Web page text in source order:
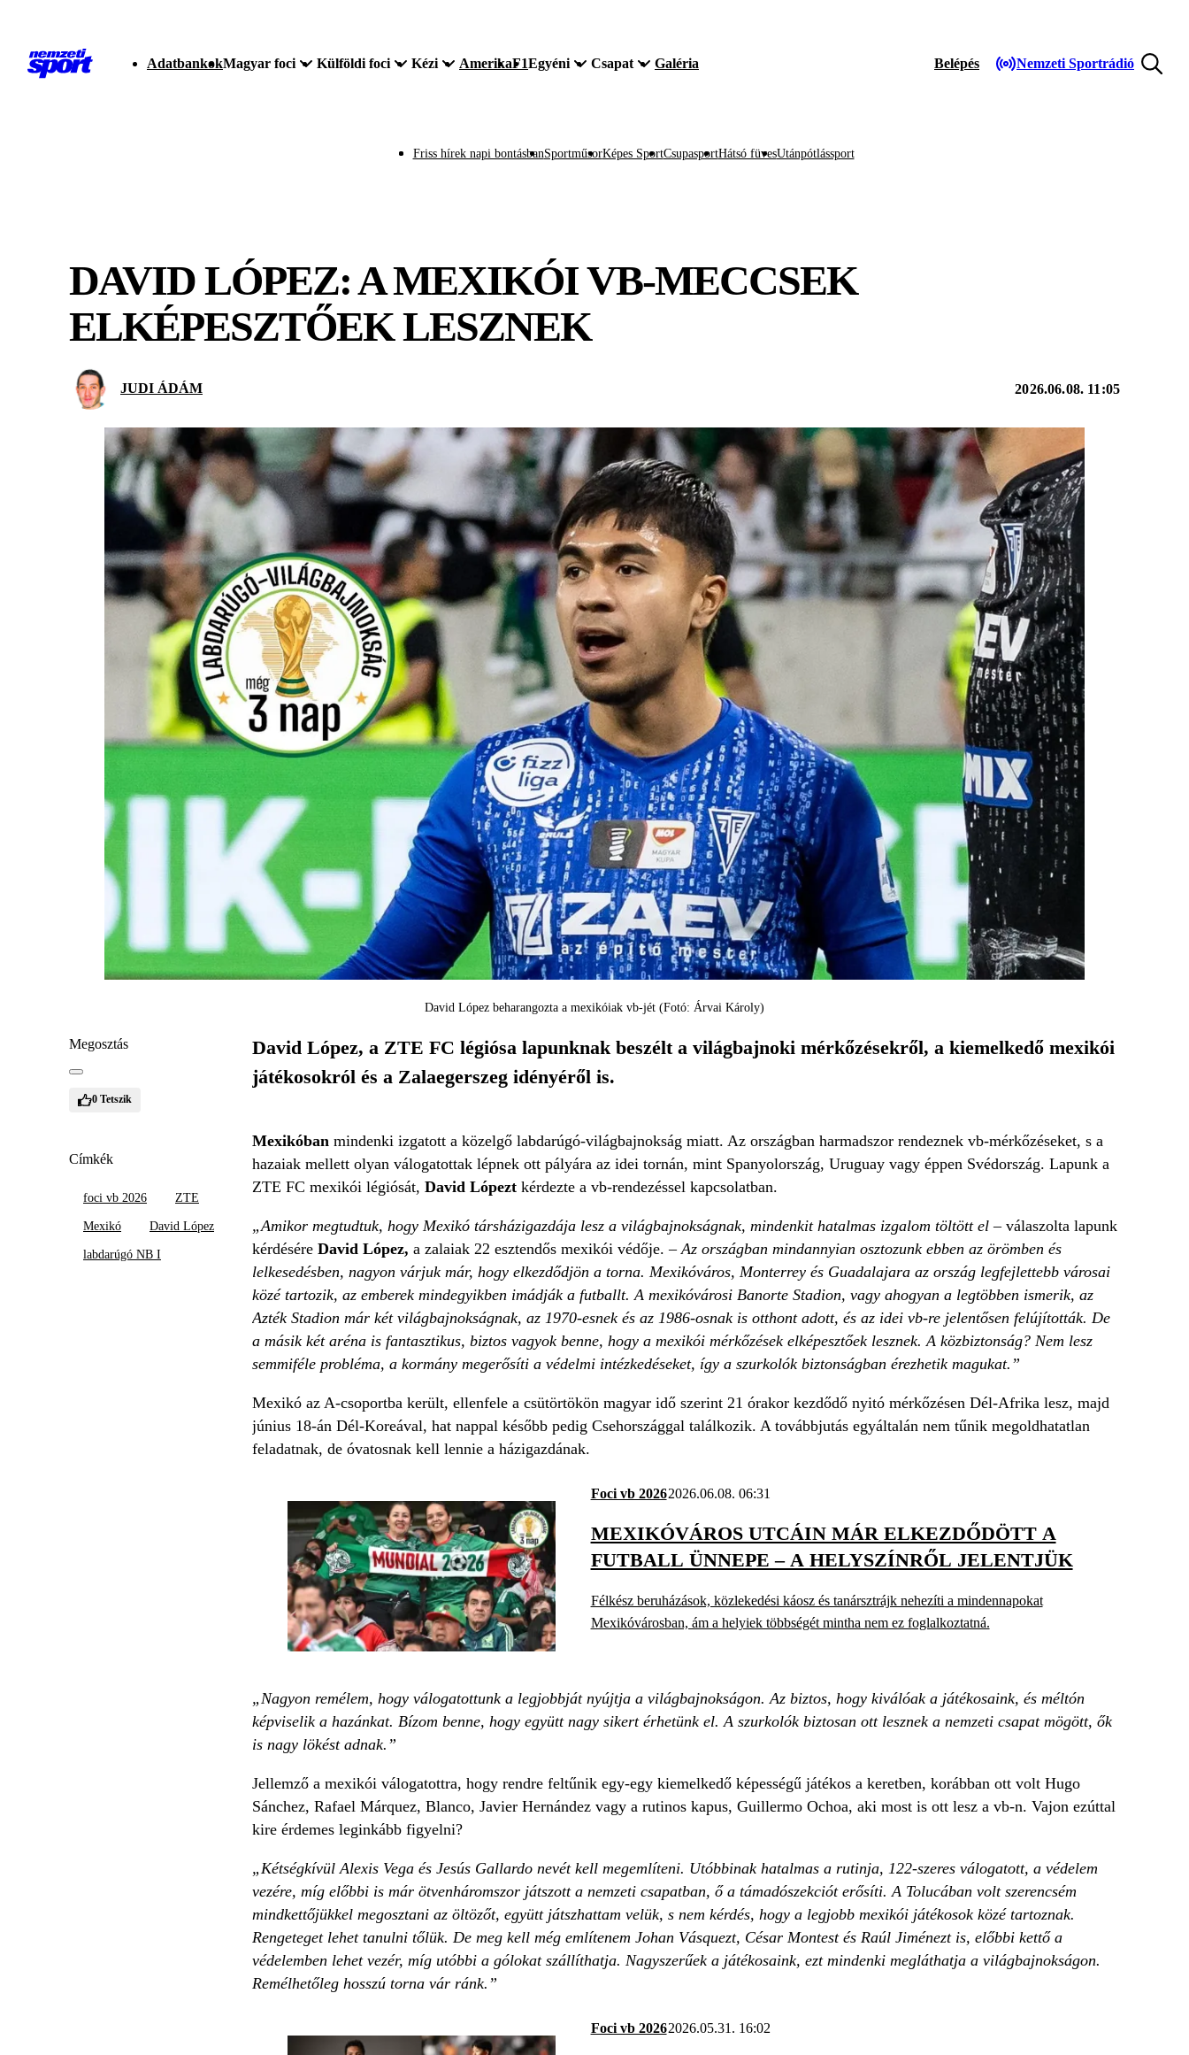
AdatbankokMagyar foci Külföldi foci Kézi AmerikaF1Egyéni Csapat Galéria Belépés Nemzeti Sportrádió
Friss hírek napi bontásbanSportműsorKépes SportCsupasportHátsó füvesUtánpótlássport
DAVID LÓPEZ: A MEXIKÓI VB-MECCSEK
ELKÉPESZTŐEK LESZNEK
JUDI ÁDÁM 2026.06.08. 11:05
David López beharangozta a mexikóiak vb-jét (Fotó: Árvai Károly)
Megosztás
0 Tetszik
Címkék
foci vb 2026 ZTE
Mexikó David López
labdarúgó NB I
David López, a ZTE FC légiósa lapunknak beszélt a világbajnoki mérkőzésekről, a kiemelkedő mexikói
játékosokról és a Zalaegerszeg idényéről is.
Mexikóban mindenki izgatott a közelgő labdarúgó-világbajnokság miatt. Az országban harmadszor rendeznek vb-mérkőzéseket, s a
hazaiak mellett olyan válogatottak lépnek ott pályára az idei tornán, mint Spanyolország, Uruguay vagy éppen Svédország. Lapunk a
ZTE FC mexikói légiósát, David Lópeztkérdezte a vb-rendezéssel kapcsolatban.
„Amikor megtudtuk, hogy Mexikó társ­házigazdája lesz a világbajnokságnak, mindenkit hatalmas izgalom töltött el– válaszolta lapunk
kérdésére David López, a zalaiak 22 esztendős mexikói védője. – Az országban mindannyian osztozunk ebben az örömben és
lelkesedésben, nagyon várjuk már, hogy elkezdődjön a torna. Mexikóváros, Monterrey és Guadalajara az ország legfejlettebb városai
közé tartozik, az emberek mindegyikben imádják a futballt. A mexikóvárosi Banorte Stadion, vagy ahogyan a legtöbben ismerik, az
Azték Stadion már két világbajnokságnak, az 1970-esnek és az 1986-osnak is otthont adott, és az idei vb-re jelentősen felújították. De
a másik két aréna is fantasztikus, biztos vagyok benne, hogy a mexikói mérkőzések elképesztőek lesznek. A közbiztonság? Nem lesz
semmiféle probléma, a kormány megerősíti a védelmi intézkedéseket, így a szurkolók biztonságban érezhetik magukat.”
Mexikó az A-csoportba került, ellenfele a csütörtökön magyar idő szerint 21 órakor kezdődő nyitó mérkőzésen Dél-Afrika lesz, majd
június 18-án Dél-Koreával, hat nappal később pedig Csehországgal találkozik. A továbbjutás egyáltalán nem tűnik megoldhatatlan
feladatnak, de óvatosnak kell lennie a házigazdának.
Foci vb 20262026.06.08. 06:31
MEXIKÓVÁROS UTCÁIN MÁR ELKEZDŐDÖTT A
FUTBALL ÜNNEPE – A HELYSZÍNRŐL JELENTJÜK
Félkész beruházások, közlekedési káosz és tanársztrájk nehezíti a mindennapokat
Mexikóvárosban, ám a helyiek többségét mintha nem ez foglalkoztatná.
„Nagyon remélem, hogy válogatottunk a legjobbját nyújtja a világbajnokságon. Az biztos, hogy kiválóak a játékosaink, és méltón
képviselik a hazánkat. Bízom benne, hogy együtt nagy sikert érhetünk el. A szurkolók biztosan ott lesznek a nemzeti csapat mögött, ők
is nagy lökést adnak.”
Jellemző a mexikói válogatottra, hogy rendre feltűnik egy-egy kiemelkedő képességű játékos a keretben, korábban ott volt Hugo
Sánchez, Rafael Márquez, Blanco, Javier Hernández vagy a rutinos kapus, Guillermo Ochoa, aki most is ott lesz a vb-n. Vajon ezúttal
kire érdemes leginkább figyelni?
„Kétségkívül Alexis Vega és Jesús Gallardo nevét kell megemlíteni. Utóbbinak hatalmas a rutinja, 122-szeres válogatott, a védelem
vezére, míg előbbi is már ötvenháromszor játszott a nemzeti csapatban, ő a támadószekciót erősíti. A Tolucában volt szerencsém
mindkettőjükkel megosztani az öltözőt, együtt játszhattam velük, s nem kérdés, hogy a legjobb mexikói játékosok közé tartoznak.
Rengeteget lehet tanulni tőlük. De meg kell még említenem Johan Vásquezt, César Montest és Raúl Jiménezt is, előbbi kettő a
védelemben lehet vezér, míg utóbbi a gólokat szállíthatja. Nagyszerűek a játékosaink, ezt mindenki megláthatja a világbajnokságon.
Remélhetőleg hosszú torna vár ránk.”
Foci vb 20262026.05.31. 16:02